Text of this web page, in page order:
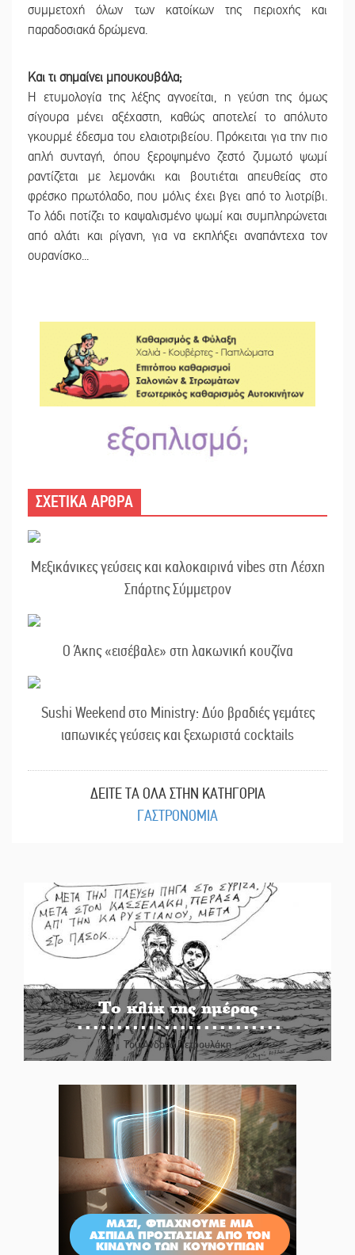
συμμετοχή όλων των κατοίκων της περιοχής και
παραδοσιακά δρώμενα.
Και τι σημαίνει μπουκουβάλα;
Η ετυμολογία της λέξης αγνοείται, η γεύση της όμως
σίγουρα μένει αξέχαστη, καθώς αποτελεί το απόλυτο
γκουρμέ έδεσμα του ελαιοτριβείου. Πρόκειται για την πιο
απλή συνταγή, όπου ξεροψημένο ζεστό ζυμωτό ψωμί
ραντίζεται με λεμονάκι και βουτιέται απευθείας στο
φρέσκο πρωτόλαδο, που μόλις έχει βγει από το λιοτρίβι.
Το λάδι ποτίζει το καψαλισμένο ψωμί και συμπληρώνεται
από αλάτι και ρίγανη, για να εκπλήξει αναπάντεχα τον
ουρανίσκο...
ΣΧΕΤΙΚΑ ΑΡΘΡΑ
Μεξικάνικες γεύσεις και καλοκαιρινά vibes στη Λέσχη
Σπάρτης Σύμμετρον
Ο Άκης «εισέβαλε» στη λακωνική κουζίνα
Sushi Weekend στο Ministry: Δύο βραδιές γεμάτες
ιαπωνικές γεύσεις και ξεχωριστά cocktails
ΔΕΙΤΕ ΤΑ ΟΛΑ ΣΤΗΝ ΚΑΤΗΓΟΡΙΑ
ΓΑΣΤΡΟΝΟΜΙΑ
Το κλίκ της ημέρας
Του Ανδρέα Πετρουλάκη